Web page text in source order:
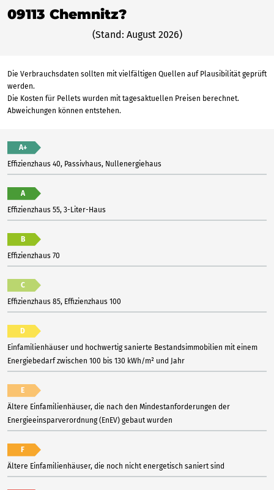
09113 Chemnitz?
(Stand: August 2026)
Die Verbrauchsdaten sollten mit vielfältigen Quellen auf Plausibilität geprüft
werden.
Die Kosten für Pellets wurden mit tagesaktuellen Preisen berechnet.
Abweichungen können entstehen.
A+
Effizienzhaus 40, Passivhaus, Nullenergiehaus
A
Effizienzhaus 55, 3-Liter-Haus
B
Effizienzhaus 70
C
Effizienzhaus 85, Effizienzhaus 100
D
Einfamilienhäuser und hochwertig sanierte Bestandsimmobilien mit einem
Energiebedarf zwischen 100 bis 130 kWh/m² und Jahr
E
Ältere Einfamilienhäuser, die nach den Mindestanforderungen der
Energieeinsparverordnung (EnEV) gebaut wurden
F
Ältere Einfamilienhäuser, die noch nicht energetisch saniert sind